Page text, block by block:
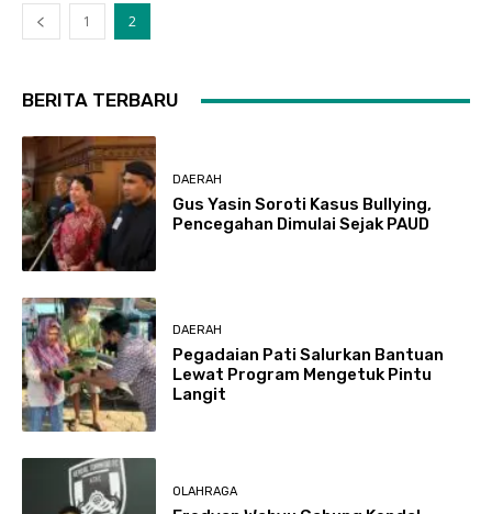
1 2
BERITA TERBARU
DAERAH
Gus Yasin Soroti Kasus Bullying,
Pencegahan Dimulai Sejak PAUD
DAERAH
Pegadaian Pati Salurkan Bantuan
Lewat Program Mengetuk Pintu
Langit
OLAHRAGA